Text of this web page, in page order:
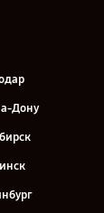
Дону